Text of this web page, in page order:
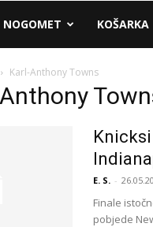
NOGOMET KOŠARKA
Karl-Anthony Towns
E. S. -
Finale
pobjede